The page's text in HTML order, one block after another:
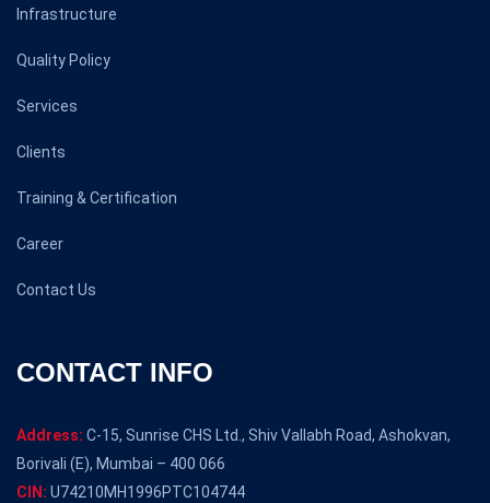
Infrastructure
Quality Policy
Services
Clients
Training & Certification
Career
Contact Us
CONTACT INFO
Address: C-15, Sunrise CHS Ltd., Shiv Vallabh Road, Ashokvan,
Borivali (E), Mumbai – 400 066
CIN: U74210MH1996PTC104744